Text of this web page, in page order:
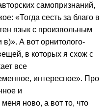
самопризнаний,
«Тогда сесть за благо в
язык с произвольным
А вот орнитолого-
в которых я схож с
все
интересное». Про
и
ново, а вот то, что